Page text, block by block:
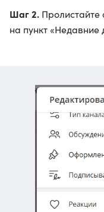
Шаг 2. Пролистайте
на пункт «Недавние